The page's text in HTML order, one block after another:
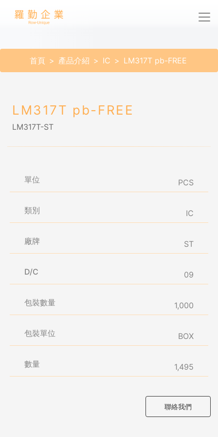
首頁 產品介紹 IC LM317T pb-FREE
LM317T pb-FREE
LM317T-ST
單位 PCS
類別 IC
廠牌 ST
D/C 09
包裝數量 1,000
包裝單位 BOX
數量 1,495
聯絡我們